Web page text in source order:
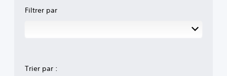
Filtrer par
Trier par :